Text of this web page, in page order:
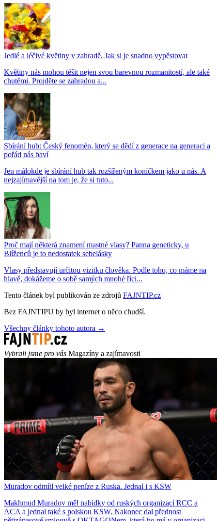
Jedlé a léčivé květiny v zahradě. Jak si je snadno vypěstovat
Květiny nás mohou těšit nejen svou barevnou rozmanitostí, ale také
chutěmi. Projděte se zahradou a...
Sbírání hub: Český fenomén, který se dědí z generace na generaci a
pořád nás baví
Jen málokde je sbírání hub tak rozšířeným koníčkem jako u nás. A
nejzajímavější na tom je, že si tuto...
Proč mají některá znamení mastné vlasy? Panna geneticky, u
Blíženců je to nedostatek sebelásky
Vlasy představují určitou vizitku člověka. Podle toho, co máme na
hlavě, dokážeme o sobě samých mnohé říci...
Tento článek byl publikován ze zdrojů FAJNTIP.cz
Bez FAJNTIPU by byl internet o něco chudší.
Všechny články tohoto autora →
Vybrali jsme pro vás Magazíny a zajímavosti
Muradov odmítl velké peníze z Ruska. Jednal i s KSW
Makhmud Muradov měl nabídky od ruských organizací RCC a
ACA a jednal také s polskou KSW. Nakonec dal přednost